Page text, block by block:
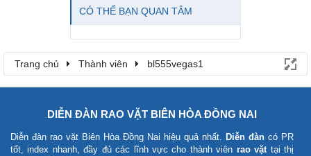
CÓ THỂ BẠN QUAN TÂM
Trang chủ Thành viên bl555vegas1
DIỄN ĐÀN RAO VẶT BIÊN HÒA ĐỒNG NAI
Diễn đàn rao vặt Biên Hòa Đồng Nai hiệu quả nhất. Diễn đàn có PR
tốt, index nhanh, đầy đủ các lĩnh vực cho thành viên rao vặttại thị